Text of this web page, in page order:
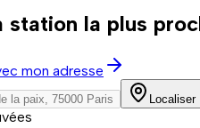
station la plus
mon adresse
Localiser